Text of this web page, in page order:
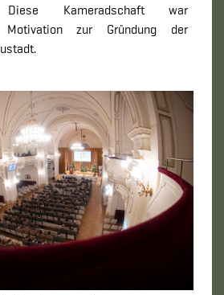
Diese Kameradschaft war
zur Gründung der